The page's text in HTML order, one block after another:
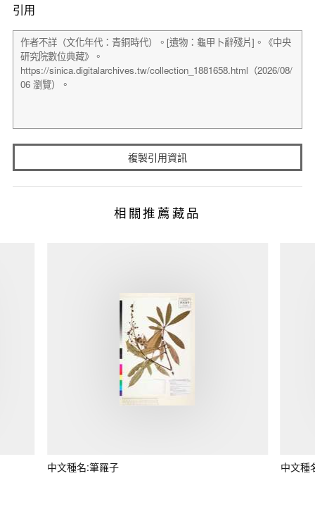
引用
複製引用資訊
相關推薦藏品
中文種名:筆羅子 中文種